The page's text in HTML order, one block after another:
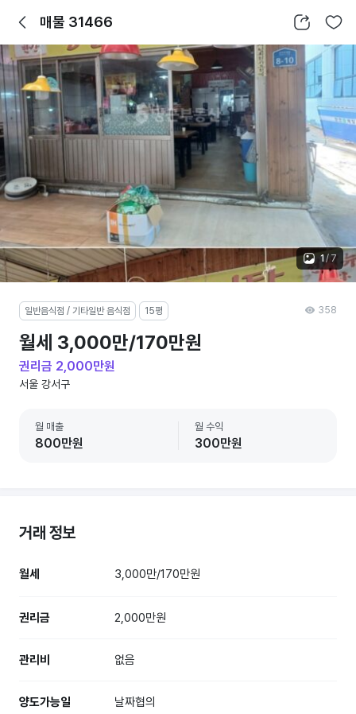
뒤로가기매물 31466 공유하기 찜하기
1 / 7
일반음식점 / 기타일반 음식점 15평
월세 3,000만/170만원
권리금 2,000만원
서울 강서구
월 매출
800만원
월 수익
300만원
358
거래 정보
월세 3,000만/170만원
권리금 2,000만원
관리비 없음
양도가능일 날짜협의